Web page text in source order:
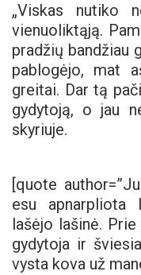
„Viskas nutiko
vienuoliktąją.
pradžių bandžiau
pablogėjo, mat
greitai. Dar tą
gydytoją, o jau
skyriuje.
[quote
esu apnarpliota
lašėjo lašinė.
gydytoja ir
vysta kova už